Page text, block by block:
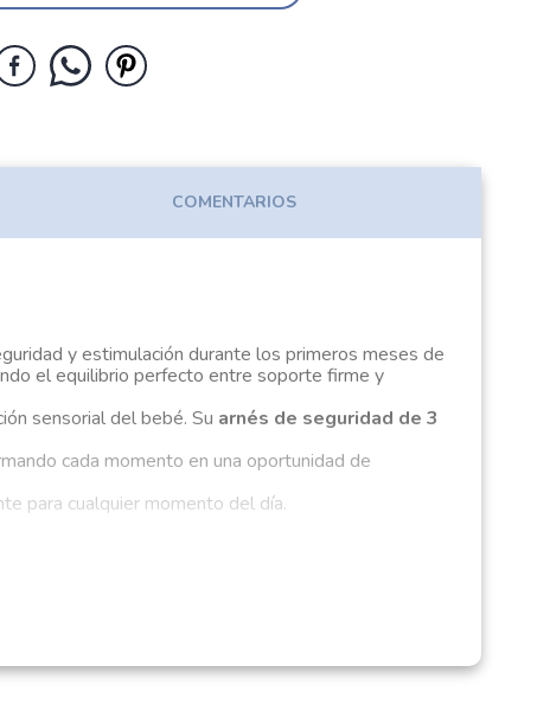
COMENTARIOS
y estimulación durante los primeros meses de
el equilibrio perfecto entre soporte firme y
sensorial del bebé. Su arnés de seguridad de 3
cada momento en una oportunidad de
para cualquier momento del día.